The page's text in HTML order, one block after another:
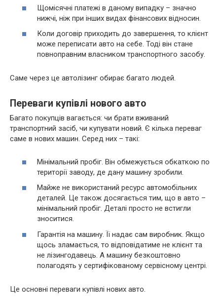
Щомісячні платежі в даному випадку – значно
нижчі, ніж при інших видах фінансових відносин.
Коли договір приходить до завершення, то клієнт
може переписати авто на себе. Тоді він стане
повноправним власником транспортного засобу.
Саме через це автолізинг обирає багато людей.
Переваги купівлі нового авто
Багато покупців вагається: чи брати вживаний
транспортний засіб, чи купувати новий. Є кілька переваг
саме в нових машин. Серед них – такі:
Мінімальний пробіг. Він обмежується обкаткою по
території заводу, де дану машину зробили.
Майже не використаний ресурс автомобільних
деталей. Це також досягається тим, що в авто –
мінімальний пробіг. Деталі просто не встигли
зноситися.
Гарантія на машину. Її надає сам виробник. Якщо
щось зламається, то відповідатиме не клієнт та
не лізингодавець. А машину безкоштовно
полагодять у сертифікованому сервісному центрі.
Це основні переваги купівлі нових авто.